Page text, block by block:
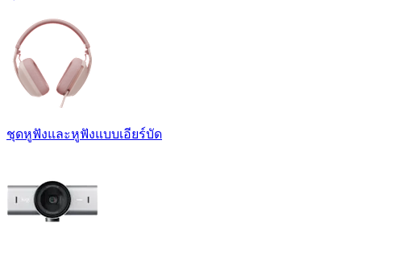
ชุดหูฟังและหูฟังแบบเอียร์บัด